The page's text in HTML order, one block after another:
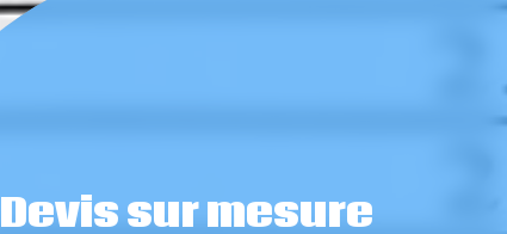
Devis sur mesure